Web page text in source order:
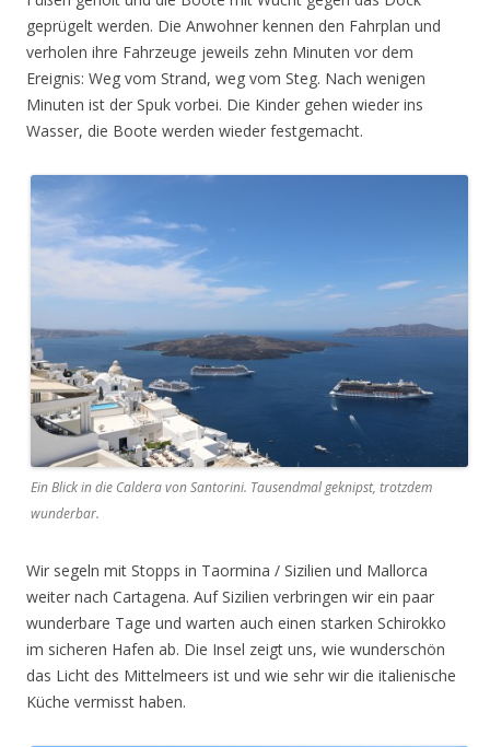
geprügelt werden. Die Anwohner kennen den Fahrplan und
verholen ihre Fahrzeuge jeweils zehn Minuten vor dem
Ereignis: Weg vom Strand, weg vom Steg. Nach wenigen
Minuten ist der Spuk vorbei. Die Kinder gehen wieder ins
Wasser, die Boote werden wieder festgemacht.
Ein Blick in die Caldera von Santorini. Tausendmal geknipst, trotzdem
wunderbar.
Wir segeln mit Stopps in Taormina / Sizilien und Mallorca
weiter nach Cartagena. Auf Sizilien verbringen wir ein paar
wunderbare Tage und warten auch einen starken Schirokko
im sicheren Hafen ab. Die Insel zeigt uns, wie wunderschön
das Licht des Mittelmeers ist und wie sehr wir die italienische
Küche vermisst haben.